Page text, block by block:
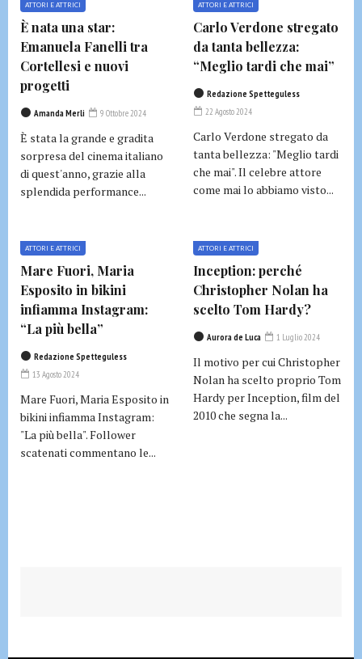
ATTORI E ATTRICI
È nata una star:
Emanuela Fanelli tra
Cortellesi e nuovi
progetti
Amanda Merli 9 Ottobre 2024
È stata la grande e gradita
sorpresa del cinema italiano
di quest'anno, grazie alla
splendida performance...
ATTORI E ATTRICI
Carlo Verdone stregato
da tanta bellezza:
“Meglio tardi che mai”
Redazione Spetteguless
22 Agosto 2024
Carlo Verdone stregato da
tanta bellezza: "Meglio tardi
che mai". Il celebre attore
come mai lo abbiamo visto...
ATTORI E ATTRICI
Mare Fuori, Maria
Esposito in bikini
infiamma Instagram:
“La più bella”
Redazione Spetteguless
13 Agosto 2024
Mare Fuori, Maria Esposito in
bikini infiamma Instagram:
"La più bella". Follower
scatenati commentano le...
ATTORI E ATTRICI
Inception: perché
Christopher Nolan ha
scelto Tom Hardy?
Aurora de Luca 1 Luglio 2024
Il motivo per cui Christopher
Nolan ha scelto proprio Tom
Hardy per Inception, film del
2010 che segna la...